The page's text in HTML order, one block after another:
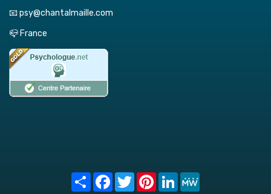
📧 psy@chantalmaille.com
📪 France
Share FacebookTwitterPinterest
LinkedIn